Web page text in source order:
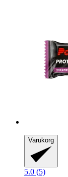
Varukorg
5.0 (5)